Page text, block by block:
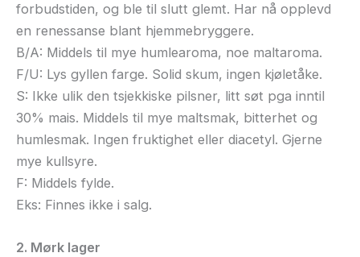
forbudstiden, og ble til slutt glemt. Har nå opplevd
en renessanse blant hjemmebryggere.
B/A: Middels til mye humlearoma, noe maltaroma.
F/U: Lys gyllen farge. Solid skum, ingen kjøletåke.
S: Ikke ulik den tsjekkiske pilsner, litt søt pga inntil
30% mais. Middels til mye maltsmak, bitterhet og
humlesmak. Ingen fruktighet eller diacetyl. Gjerne
mye kullsyre.
F: Middels fylde.
Eks: Finnes ikke i salg.
2. Mørk lager